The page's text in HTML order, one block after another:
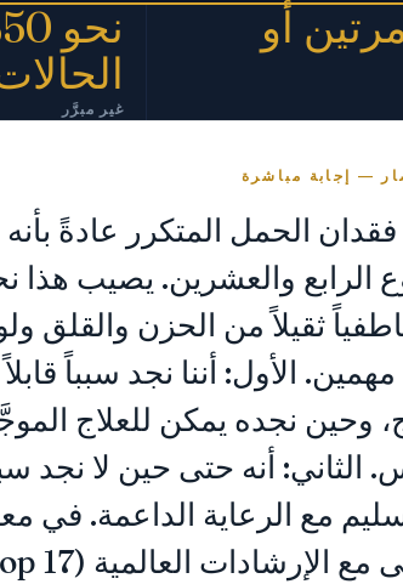
أو
غير مبرَّر
— إجابة مباشرة
الحمل المتكرر عادةً بأنه
ثقيلاً من الحزن والقلق
الأول: أننا نجد سبباً
وحين نجده يمكن للعلاج
الثاني: أنه حتى حين لا نجد
مع الرعاية الداعمة. في